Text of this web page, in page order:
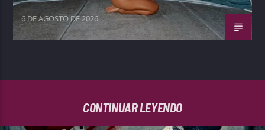
6 DE AGOSTO DE 2026
CONTINUAR LEYENDO